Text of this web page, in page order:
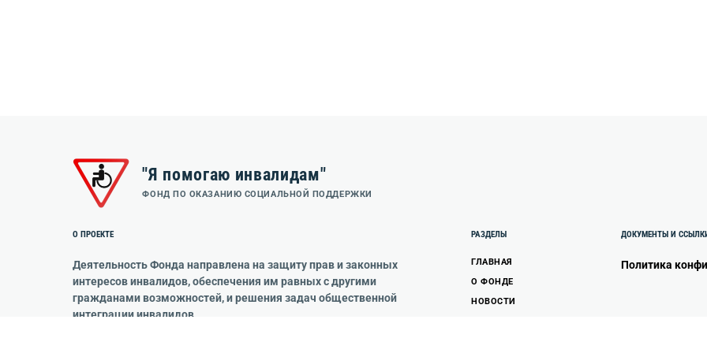
"Я помогаю инвалидам"
ФОНД ПО ОКАЗАНИЮ СОЦИАЛЬНОЙ ПОДДЕРЖКИ
О ПРОЕКТЕ
Деятельность Фонда направлена на защиту прав и законных
интересов инвалидов, обеспечения им равных с другими
гражданами возможностей, и решения задач общественной
интеграции инвалидов.
РАЗДЕЛЫ
ГЛАВНАЯ
О ФОНДЕ
НОВОСТИ
ДОКУМЕНТЫ И
Политика